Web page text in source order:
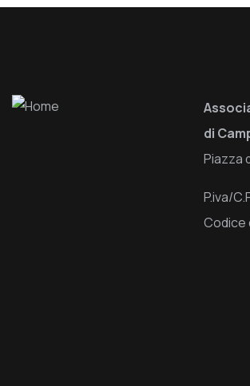
di
Piazza
P.iva/
Codice